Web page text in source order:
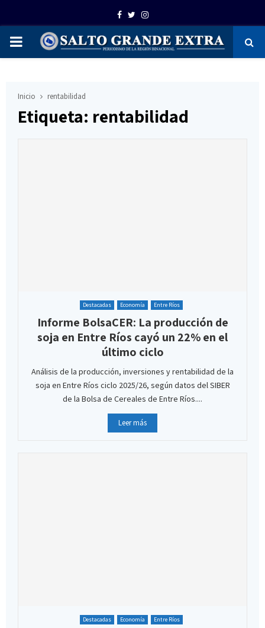
Facebook
TwitterInstagram
PRIMARY
Inicio rentabilidad
Etiqueta: rentabilidad
Destacadas Economía Entre Ríos
Informe BolsaCER: La producción de
soja en Entre Ríos cayó un 22% en el
último ciclo
Análisis de la producción, inversiones y rentabilidad de la
soja en Entre Ríos ciclo 2025/26, según datos del SIBER
de la Bolsa de Cereales de Entre Ríos....
Leer más
Destacadas Economía Entre Ríos